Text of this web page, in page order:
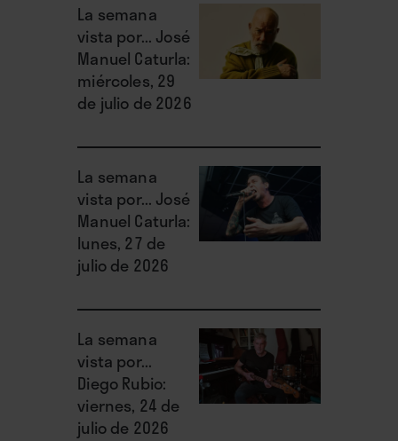
La semana
vista por... José
Manuel Caturla:
miércoles, 29
de julio de 2026
La semana
vista por... José
Manuel Caturla:
lunes, 27 de
julio de 2026
La semana
vista por...
Diego Rubio:
viernes, 24 de
julio de 2026